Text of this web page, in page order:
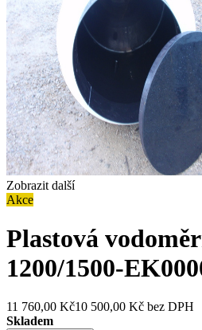
Zobrazit další
Akce
Plastová
1200/1500-EK
11 760,00 Kč10 500,00 Kč bez DPH
Skladem